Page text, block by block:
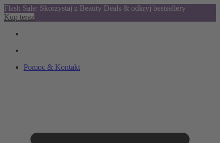
Flash Sale: Skorzystaj z Beauty Deals & odkryj bestsellery
Kup teraz
Pomoc & Kontakt